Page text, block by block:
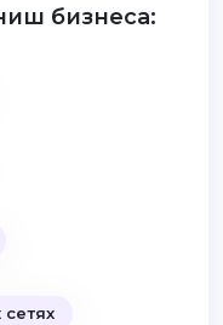
бизнеса: